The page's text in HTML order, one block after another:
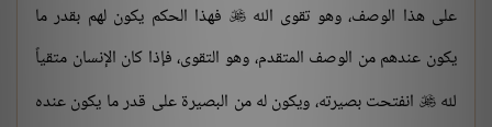
على هذا الوصف، وهو تقوى الله فهذا الحكم يكون لهم بقدر ما
يكون عندهم من الوصف المتقدم، وهو التقوى، فإذا كان الإنسان متقياً
لله انفتحت بصيرته، ويكون له من البصيرة على قدر ما يكون عنده